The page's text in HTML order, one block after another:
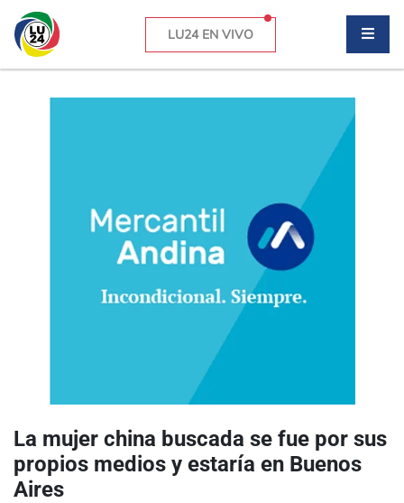
LU24 EN VIVO
La mujer china buscada se fue por sus
propios medios y estaría en Buenos
Aires